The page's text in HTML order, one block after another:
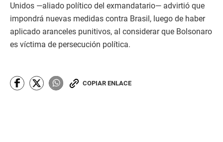
Unidos —aliado político del exmandatario— advirtió que
impondrá nuevas medidas contra Brasil, luego de haber
aplicado aranceles punitivos, al considerar que Bolsonaro
es víctima de persecución política.
COPIAR ENLACE